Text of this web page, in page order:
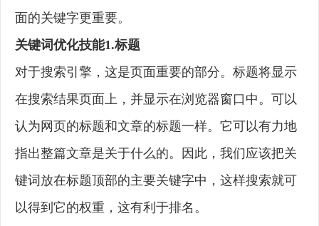
面的关键字更重要。
关键词优化技能1.标题
对于搜索引擎，这是页面重要的部分。标题将显示
在搜索结果页面上，并显示在浏览器窗口中。可以
认为网页的标题和文章的标题一样。它可以有力地
指出整篇文章是关于什么的。因此，我们应该把关
键词放在标题顶部的主要关键字中，这样搜索就可
以得到它的权重，这有利于排名。